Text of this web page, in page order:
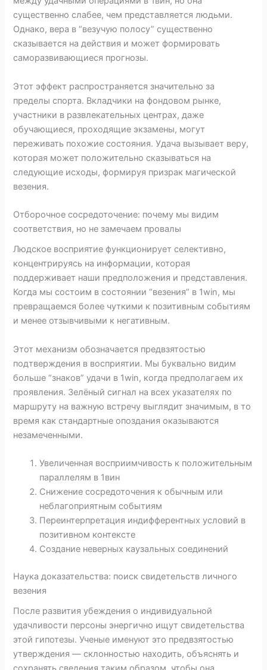
существенно слабее, чем представляется людьми.
Однако, вера в “везучую полосу” существенно
сказывается на действия и может формировать
саморазвивающиеся прогнозы.
Этот эффект распространяется значительно за
пределы спорта. Вкладчики на фондовом рынке,
участники в развлекательных центрах, даже
обучающиеся, проходящие экзамены, могут
переживать похожие состояния. Удача вызывает веру,
которая может положительно сказываться на
следующие исходы, формируя призрак магической
везения.
Отборочное сосредоточение: почему мы видим
соответствия, но не замечаем провалы
Людское восприятие функционирует селективно,
концентрируясь на информации, которая
поддерживает наши предположения и представления.
Когда мы состоим в состоянии “везения” в 1win, мы
превращаемся более чуткими к позитивным событиям
и менее отзывчивыми к негативным.
Этот механизм обозначается предвзятостью
подтверждения в восприятии. Мы буквально видим
больше “знаков” удачи в 1win, когда предполагаем их
проявления. Зелёный сигнал на всех указателях по
маршруту на важную встречу выглядит значимым, в то
время как стандартные опоздания оказываются
незамеченными.
Увеличенная восприимчивость к положительным
параллелям в 1вин
Снижение сосредоточения к обычным или
неблагоприятным событиям
Переинтерпретация индифферентных условий в
позитивном контексте
Создание неверных каузальных соединений
Наука доказательства: поиск свидетельств личного
везения
После развития убеждения о индивидуальной
удачливости персоны энергично ищут свидетельства
этой гипотезы. Ученые именуют это предвзятостью
утверждения — склонностью находить, объяснять и